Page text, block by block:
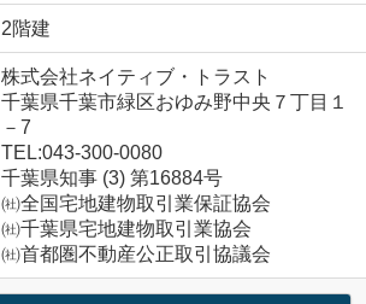
2階建
株式会社ネイティブ・トラスト
千葉県千葉市緑区おゆみ野中央７丁目１
－7
TEL:043-300-0080
千葉県知事 (3) 第16884号
㈳全国宅地建物取引業保証協会
㈳千葉県宅地建物取引業協会
㈳首都圏不動産公正取引協議会